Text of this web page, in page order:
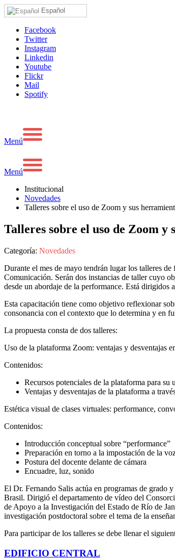
Español
Facebook
Twitter
Instagram
Linkedin
Youtube
Flickr
Mail
Spotify
Menú
Menú
Institucional
Novedades
Talleres sobre el uso de Zoom y sus
Talleres sobre el uso de Zoom y
Categoría: Novedades
Durante el mes de mayo tendrán lugar los talleres
Comunicación. Serán dos instancias de taller cuyo
desde un abordaje de la performance. Está
Esta capacitación tiene como objetivo reflexionar
consonancia con el contexto que lo determina y en
La propuesta consta de dos talleres:
Uso de la plataforma Zoom: ventajas y desventajas
Contenidos:
Recursos potenciales de la plataforma para su
Ventajas y desventajas de la plataforma a
Estética visual de clases virtuales: performance,
Contenidos:
Introducción conceptual sobre “performance”
Preparación en torno a la impostación de la
Postura del docente delante de cámara
Encuadre, luz, sonido
El Dr. Fernando Salis actúa en programas de
Brasil. Dirigió el departamento de vídeo del
de Apoyo a la Investigación del Estado de Río de
investigación postdoctoral sobre el tema de la
Para participar de los talleres se debe llenar el
EDIFICIO CENTRAL